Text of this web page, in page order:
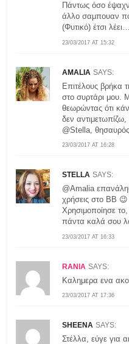
23/03/2017 AT 15:32
Πάντως όσο
άλλο σαμπουαν
(Φυτικό) έτσι
AMALIA SAYS:
23/03/2017 AT 16:28
Επιτέλους βρήκα
στο συρτάρι μου.
θεωρώντας ότι
δεν αντιμετωπίζω,
@Stella, θησαυρός
STELLA SAYS:
23/03/2017 AT 16:33
@Amalia
χρήσεις στο ΒΒ 😉
Χρησιμοποίησε
πάντα καλά σου
RANIA SAYS:
23/03/2017 AT 17:36
Καλημερα ενα
SHEENA SAYS:
Στέλλα, εύγε για